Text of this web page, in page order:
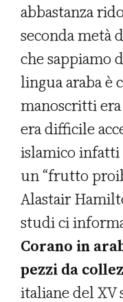
abbastanza
seconda metà
che sappiamo
lingua araba è
manoscritti
era difficile
islamico infatti
un “frutto
Alastair
studi ci
Corano in
pezzi da
italiane del XV